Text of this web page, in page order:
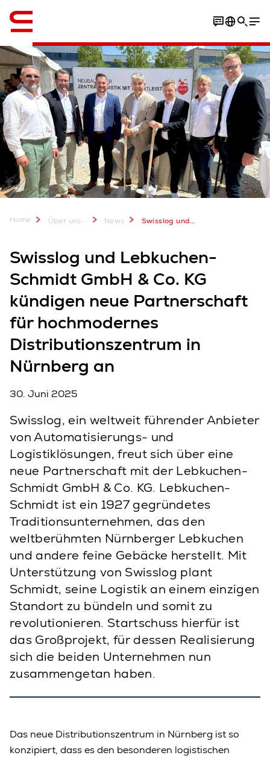
Home Über uns... News Swisslog und Lebkuchen-Schmidt kooperieren bei neuem deutschen Vertriebszentrum
Swisslog und Lebkuchen-
Schmidt GmbH & Co. KG
kündigen neue Partnerschaft
für hochmodernes
Distributionszentrum in
Nürnberg an
30. Juni 2025
Swisslog, ein weltweit führender Anbieter
von Automatisierungs- und
Logistiklösungen, freut sich über eine
neue Partnerschaft mit der Lebkuchen-
Schmidt GmbH & Co. KG. Lebkuchen-
Schmidt ist ein 1927 gegründetes
Traditionsunternehmen, das den
weltberühmten Nürnberger Lebkuchen
und andere feine Gebäcke herstellt. Mit
Unterstützung von Swisslog plant
Schmidt, seine Logistik an einem einzigen
Standort zu bündeln und somit zu
revolutionieren. Startschuss hierfür ist
das Großprojekt, für dessen Realisierung
sich die beiden Unternehmen nun
zusammengetan haben.
Das neue Distributionszentrum in Nürnberg ist so
konzipiert, dass es den besonderen logistischen